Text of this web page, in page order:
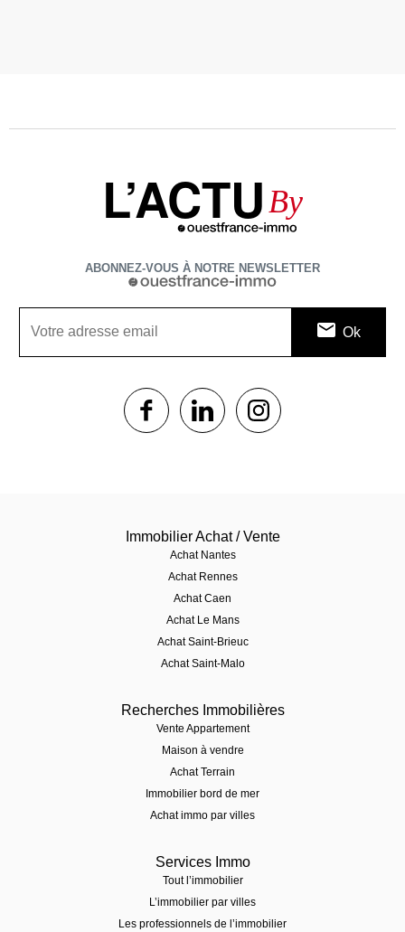
L’ACTU By
ABONNEZ-VOUS À NOTRE NEWSLETTER
1$s 1$s
Immobilier Achat / Vente
Achat Nantes
Achat Rennes
Achat Caen
Achat Le Mans
Achat Saint-Brieuc
Achat Saint-Malo
Recherches Immobilières
Vente Appartement
Maison à vendre
Achat Terrain
Immobilier bord de mer
Achat immo par villes
Services Immo
Tout l’immobilier
L’immobilier par villes
Les professionnels de l’immobilier